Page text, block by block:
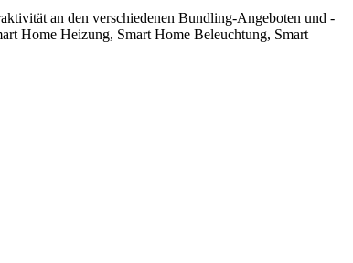
an den verschiedenen Bundling-Angeboten und -
Home Heizung, Smart Home Beleuchtung, Smart